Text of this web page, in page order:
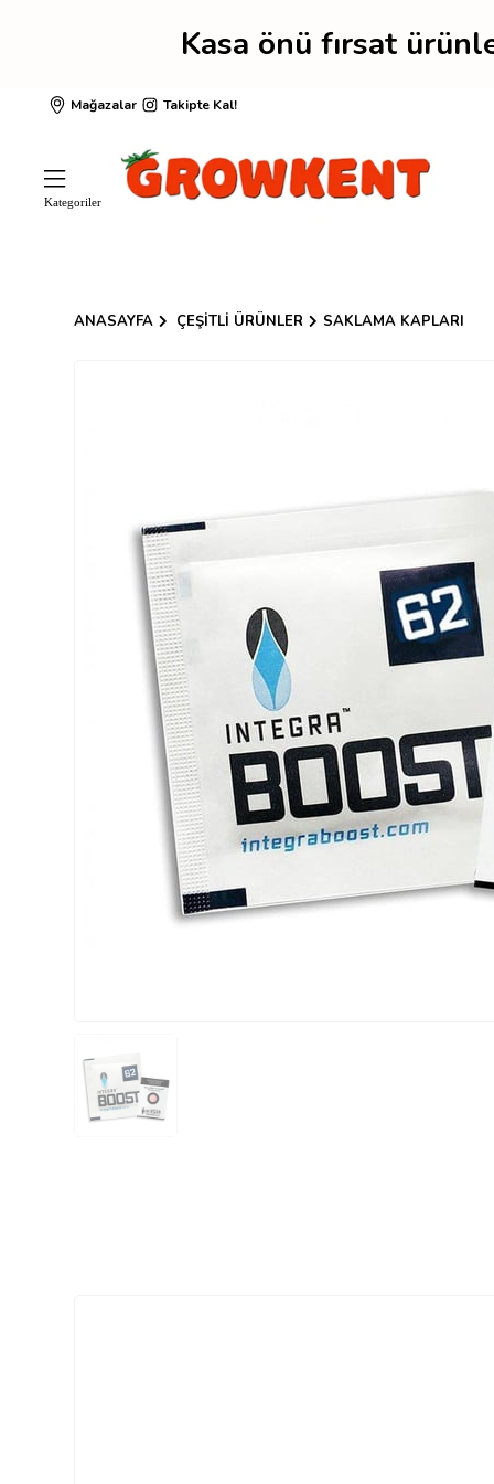
Kasa önü fırsat
Mağazalar Takipte Kal!
ANASAYFA ÇEŞITLI ÜRÜNLER SAKLAMA KAPLARI